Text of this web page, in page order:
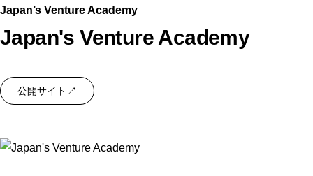
Japan’s Venture Academy
Japan's Venture Academy
公開サイト ↗